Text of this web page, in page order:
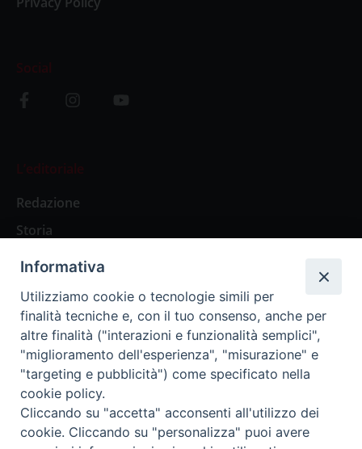
Social
L’editoriale
Redazione
Storia
Abbonamenti
Abbonamento Annuale Digitale
Abbonamento Annuale Cartaceo
Abbonamento Singola Copia Digitale
Informativa
Utilizziamo cookie o tecnologie simili per
finalità tecniche e, con il tuo consenso, anche per
altre finalità ("interazioni e funzionalità semplici",
"miglioramento dell'esperienza", "misurazione" e
"targeting e pubblicità") come specificato nella
cookie policy.
Cliccando su "accetta" acconsenti all'utilizzo dei
cookie. Cliccando su "personalizza" puoi avere